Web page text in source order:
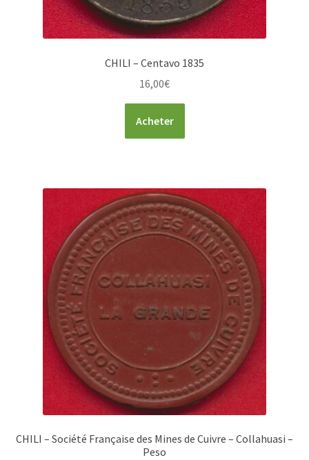
CHILI – Centavo 1835
16,00€
Acheter
CHILI – Société Française des Mines de Cuivre – Collahuasi –
Peso